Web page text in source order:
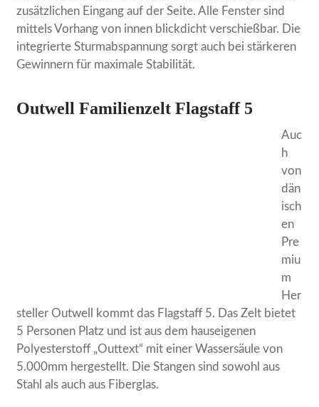
zusätzlichen Eingang auf der Seite. Alle Fenster sind
mittels Vorhang von innen blickdicht verschießbar. Die
integrierte Sturmabspannung sorgt auch bei stärkeren
Gewinnern für maximale Stabilität.
Outwell Familienzelt Flagstaff 5
Auc
h
von
dän
isch
en
Pre
miu
m
Her
steller Outwell kommt das Flagstaff 5. Das Zelt bietet
5 Personen Platz und ist aus dem hauseigenen
Polyesterstoff „Outtext“ mit einer Wassersäule von
5.000mm hergestellt. Die Stangen sind sowohl aus
Stahl als auch aus Fiberglas.